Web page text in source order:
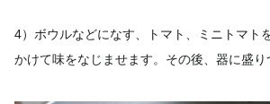
4）ボウルなどになす、トマト、ミニトマト
かけて味をなじませます。その後、器に盛り